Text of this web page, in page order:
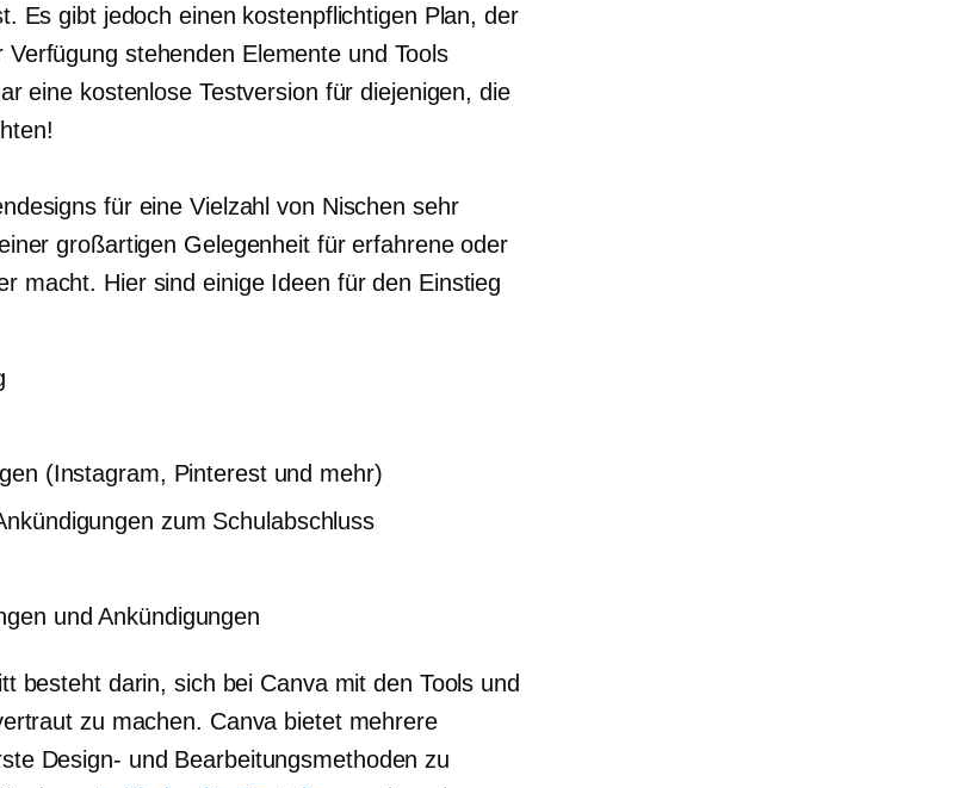
Es gibt jedoch einen kostenpflichtigen Plan, der
stehenden Elemente und Tools
eine kostenlose Testversion für diejenigen, die
für eine Vielzahl von Nischen sehr
großartigen Gelegenheit für erfahrene oder
macht. Hier sind einige Ideen für den Einstieg
(Instagram, Pinterest und mehr)
zum Schulabschluss
und Ankündigungen
besteht darin, sich bei Canva mit den Tools und
zu machen. Canva bietet mehrere
Design- und Bearbeitungsmethoden zu